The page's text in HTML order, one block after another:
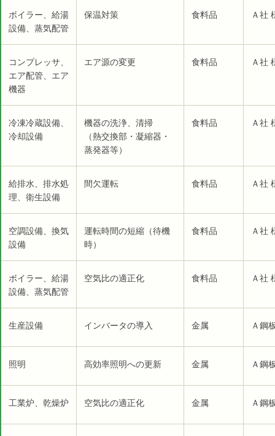
ボイラー、給湯
設備、蒸気配管
保温対策 食料品 Ａ社
コンプレッサ、
エア配管、エア
機器
エア源の変更 食料品 Ａ社
冷凍冷蔵設備、
冷却設備
機器の洗浄、清掃
（熱交換部・凝縮器・
蒸発器等）
食料品 Ａ社
給排水、排水処
理、衛生設備
間欠運転 食料品 Ａ社
空調設備、換気
設備
運転時間の短縮（待機
時）
食料品 Ａ社
ボイラー、給湯
設備、蒸気配管
空気比の適正化 食料品 Ａ社
生産設備 インバータの導入 金属 Ａ鋼
照明 高効率照明への更新 金属 Ａ鋼
工業炉、乾燥炉 空気比の適正化 金属 Ａ鋼